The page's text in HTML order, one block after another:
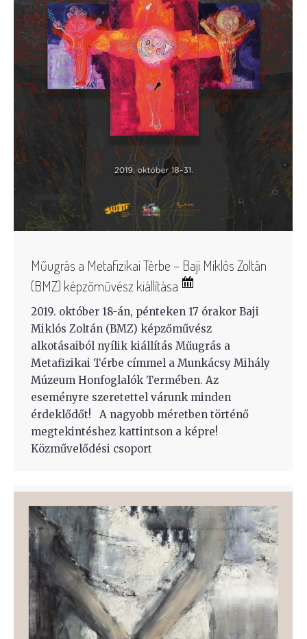
Műugrás a Metafizikai Térbe – Baji Miklós Zoltán
(BMZ) képzőművész kiállítása
2019. október 18-án, pénteken 17 órakor Baji
Miklós Zoltán (BMZ) képzőművész
alkotásaiból nyílik kiállítás Műugrás a
Metafizikai Térbe címmel a Munkácsy Mihály
Múzeum Honfoglalók Termében. Az
eseményre szeretettel várunk minden
érdeklődőt! A nagyobb méretben történő
megtekintéshez kattintson a képre!
Közművelődési csoport